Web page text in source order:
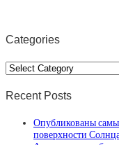
Categories
Categories
Recent Posts
Опубликованы
поверхности